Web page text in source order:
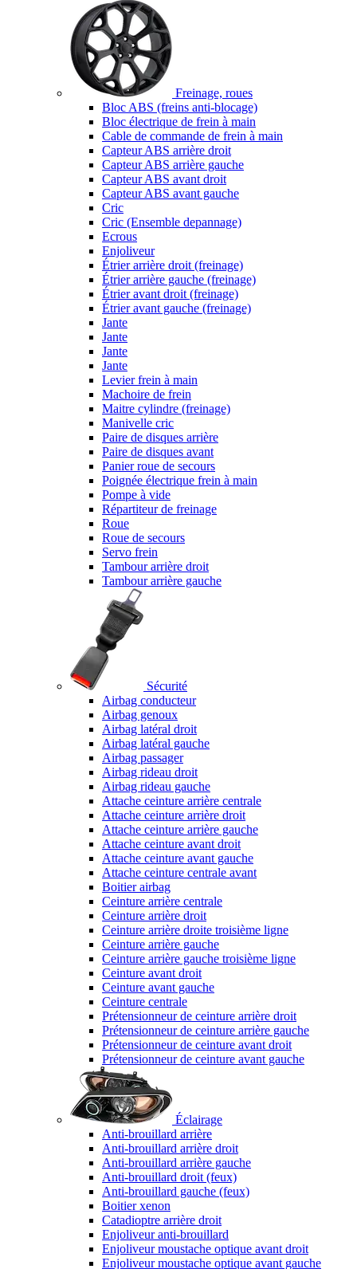
Freinage, roues
Bloc ABS (freins anti-blocage)
Bloc électrique de frein à main
Cable de commande de frein à main
Capteur ABS arrière droit
Capteur ABS arrière gauche
Capteur ABS avant droit
Capteur ABS avant gauche
Cric
Cric (Ensemble depannage)
Ecrous
Enjoliveur
Étrier arrière droit (freinage)
Étrier arrière gauche (freinage)
Étrier avant droit (freinage)
Étrier avant gauche (freinage)
Jante
Jante
Jante
Jante
Levier frein à main
Machoire de frein
Maitre cylindre (freinage)
Manivelle cric
Paire de disques arrière
Paire de disques avant
Panier roue de secours
Poignée électrique frein à main
Pompe à vide
Répartiteur de freinage
Roue
Roue de secours
Servo frein
Tambour arrière droit
Tambour arrière gauche
Sécurité
Airbag conducteur
Airbag genoux
Airbag latéral droit
Airbag latéral gauche
Airbag passager
Airbag rideau droit
Airbag rideau gauche
Attache ceinture arrière centrale
Attache ceinture arrière droit
Attache ceinture arrière gauche
Attache ceinture avant droit
Attache ceinture avant gauche
Attache ceinture centrale avant
Boitier airbag
Ceinture arrière centrale
Ceinture arrière droit
Ceinture arrière droite troisième ligne
Ceinture arrière gauche
Ceinture arrière gauche troisième ligne
Ceinture avant droit
Ceinture avant gauche
Ceinture centrale
Prétensionneur de ceinture arrière droit
Prétensionneur de ceinture arrière gauche
Prétensionneur de ceinture avant droit
Prétensionneur de ceinture avant gauche
Éclairage
Anti-brouillard arrière
Anti-brouillard arrière droit
Anti-brouillard arrière gauche
Anti-brouillard droit (feux)
Anti-brouillard gauche (feux)
Boitier xenon
Catadioptre arrière droit
Enjoliveur anti-brouillard
Enjoliveur moustache optique avant droit
Enjoliveur moustache optique avant gauche